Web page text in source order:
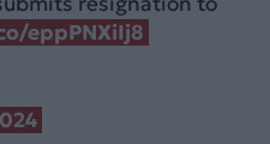
eppPNXiIj8